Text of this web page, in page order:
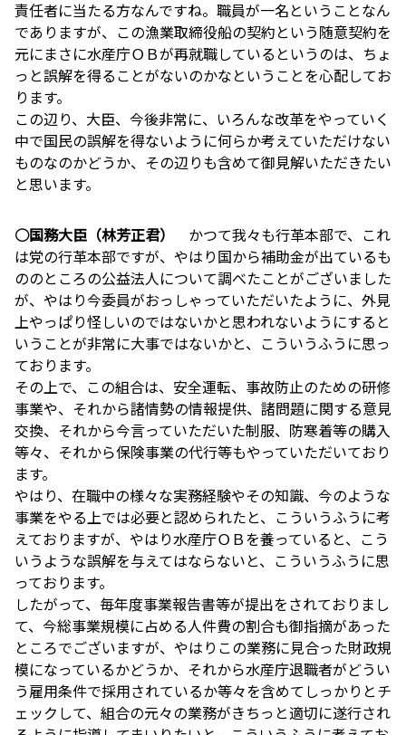
責任者に当たる方なんですね。職員が一名ということなん
でありますが、この漁業取締役船の契約という随意契約を
元にまさに水産庁ＯＢが再就職しているというのは、ちょ
っと誤解を得ることがないのかなということを心配してお
ります。
この辺り、大臣、今後非常に、いろんな改革をやっていく
中で国民の誤解を得ないように何らか考えていただけない
ものなのかどうか、その辺りも含めて御見解いただきたい
と思います。
○国務大臣（林芳正君）
かつて我々も行革本部で、これ
は党の行革本部ですが、やはり国から補助金が出ているも
ののところの公益法人について調べたことがございました
が、やはり今委員がおっしゃっていただいたように、外見
上やっぱり怪しいのではないかと思われないようにすると
いうことが非常に大事ではないかと、こういうふうに思っ
ております。
その上で、この組合は、安全運転、事故防止のための研修
事業や、それから諸情勢の情報提供、諸問題に関する意見
交換、それから今言っていただいた制服、防寒着等の購入
等々、それから保険事業の代行等もやっていただいており
ます。
やはり、在職中の様々な実務経験やその知識、今のような
事業をやる上では必要と認められたと、こういうふうに考
えておりますが、やはり水産庁ＯＢを養っていると、こう
いうような誤解を与えてはならないと、こういうふうに思
っております。
したがって、毎年度事業報告書等が提出をされておりまし
て、今総事業規模に占める人件費の割合も御指摘があった
ところでございますが、やはりこの業務に見合った財政規
模になっているかどうか、それから水産庁退職者がどうい
う雇用条件で採用されているか等々を含めてしっかりとチ
ェックして、組合の元々の業務がきちっと適切に遂行され